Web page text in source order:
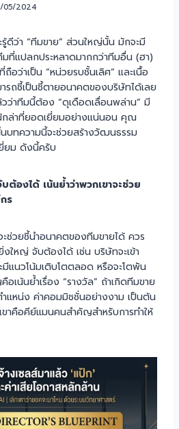
05/2024
รู้ดีว่า “ทีมขาย” ส่วนใหญ่นั้น มักจะมี
ที่แปลกประหลาดมากกว่าทีมอื่น (ฮา)
อว่าเป็น “หน่วยรบชั้นเลิศ” และเนื้อ
ถชี้เป็นชี้ตายอนาคตของบริษัทได้เลย
ว่าทีมนี้ต้อง “ดุเดือดเลื่อนพล่าน” มี
กล่าที่ยอดเยี่ยมอย่างแน่นอน คุณ
บทความนี้จะช่วยสร้างวัฒนธรรม
ยม ดังนี้ครับ
องได้ เน้นย้ำว่าพวกเขาจะช่วย
ร
ะช่วยชี้นำอนาคตของทีมขายได้ ควร
ใหญ่ จับต้องได้ เช่น บริษัทจะเข้า
แนวโน้มเติบโตตลอด หรือจะโตพัน
เน้นย้ำเรื่อง “รางวัล” ถ้าเกิดทีมขาย
ำแหน่ง ค่าคอมมิชชั่นอย่างงาม เป็นต้น
าคือคีย์แมนคนสำคัญสำหรับการทำให้